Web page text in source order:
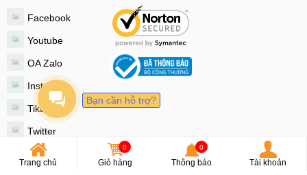
Facebook
Youtube
OA Zalo
Instagram
Tiktok
Twitter
© 2020 - MobileCity
Trang chủ
0
Giỏ hàng
0
Thông báo Tài khoản
Bạn cần hỗ trợ?